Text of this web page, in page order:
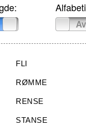
Av
FLI
RØMME
RENSE
STANSE